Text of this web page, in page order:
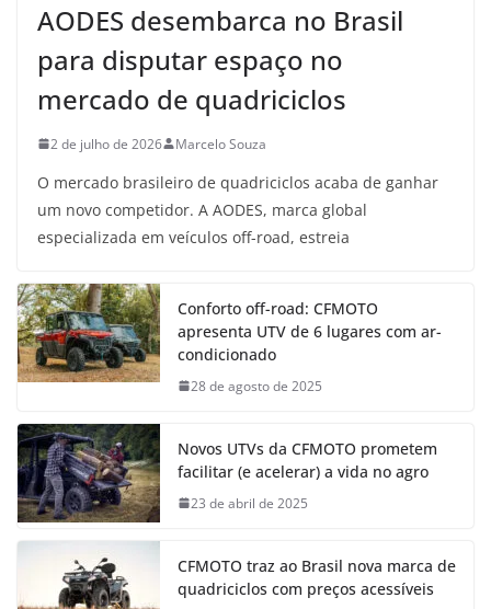
AODES desembarca no Brasil
para disputar espaço no
mercado de quadriciclos
2 de julho de 2026 Marcelo Souza
O mercado brasileiro de quadriciclos acaba de ganhar
um novo competidor. A AODES, marca global
especializada em veículos off-road, estreia
Conforto off-road: CFMOTO
apresenta UTV de 6 lugares com ar-
condicionado
28 de agosto de 2025
Novos UTVs da CFMOTO prometem
facilitar (e acelerar) a vida no agro
23 de abril de 2025
CFMOTO traz ao Brasil nova marca de
quadriciclos com preços acessíveis